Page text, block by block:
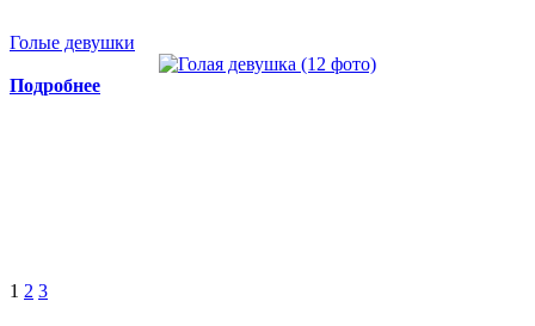
Голые девушки
Подробнее
1 2 3